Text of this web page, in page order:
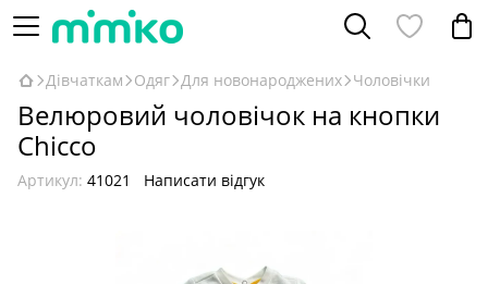
Дівчаткам Одяг Для новонароджених Чоловічки
Велюровий чоловічок на кнопки
Chicco
Артикул: 41021 Написати відгук